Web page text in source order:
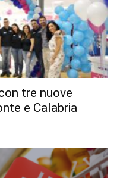
tre nuove
e Calabria